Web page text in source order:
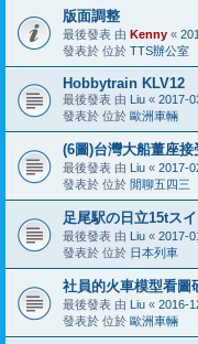
版面調整
最後發表 由 Kenny «
發表於 位於 TTS辦公室
Hobbytrain KLV12
最後發表 由 Liu « 2017-
發表於 位於 歐洲車輛
(6圖)台灣大船董座
最後發表 由 Liu « 2017-
發表於 位於 閒聊五四三
足尾駅の日立15tス
最後發表 由 Liu « 2017-
發表於 位於 日本列車
社員的火車模型看圖
最後發表 由 Liu « 2016-
發表於 位於 歐洲車輛